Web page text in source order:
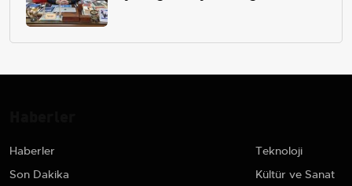
Haberler
Son Dakika
Teknoloji
Kültür ve Sanat